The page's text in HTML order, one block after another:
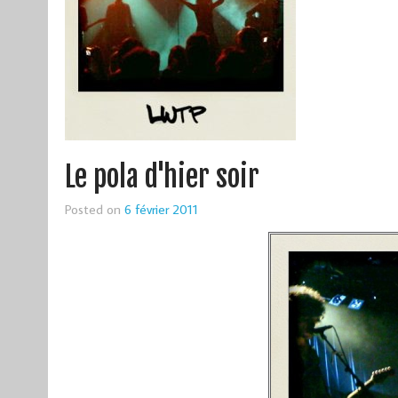
Le pola d'hier soir
Posted on 6 février 2011